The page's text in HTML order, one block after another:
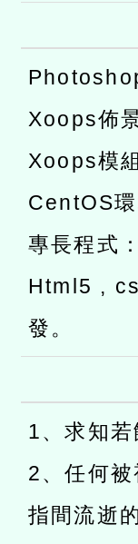
Xoops佈
Xoops模
CentOS
專長程式
Html5 ,
發。
1、求知
2、任何
指間流逝